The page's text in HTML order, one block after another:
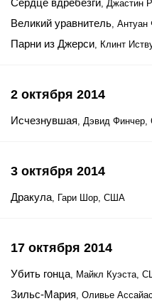
Сердце вдребезги, Джастин
Великий уравнитель,
Парни из Джерси, Клинт
2 октября 2014
Исчезнувшая, Дэвид
3 октября 2014
Дракула, Гари Шор, США
17 октября 2014
Убить гонца, Майкл Куэста,
Зильс-Мария, Оливье